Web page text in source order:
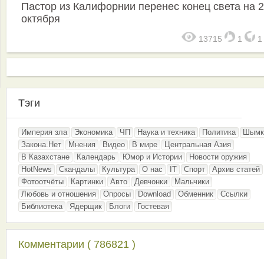
Пастор из Калифорнии перенес конец света на
октября
13715 1 1
Тэги
Империя зла Экономика ЧП Наука и техника Политика
Закона.Нет
Мнения Видео В мире
Центральная Азия
В Казахстане
Календарь Юмор и Истории
Новости оружия
HotNews
Скандалы Культура О нас IT Спорт
Архив статей
Фотоотчёты
Картинки Авто Девчонки
Мальчики
Любовь и отношения
Опросы Download Обменник
Ссылки
Библиотека
Ядерщик Блоги Гостевая
Комментарии ( 786821 )